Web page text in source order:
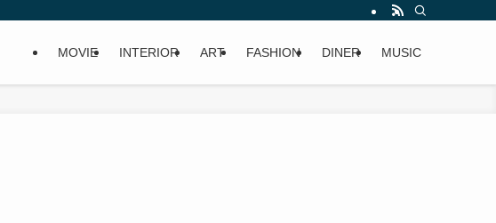
MOVIE INTERIOR ART FASHION DINER MUSIC